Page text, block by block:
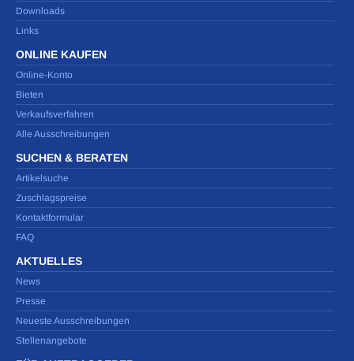
Downloads
Links
ONLINE KAUFEN
Online-Konto
Bieten
Verkaufsverfahren
Alle Ausschreibungen
SUCHEN & BERATEN
Artikelsuche
Zuschlagspreise
Kontaktformular
FAQ
AKTUELLES
News
Presse
Neueste Ausschreibungen
Stellenangebote